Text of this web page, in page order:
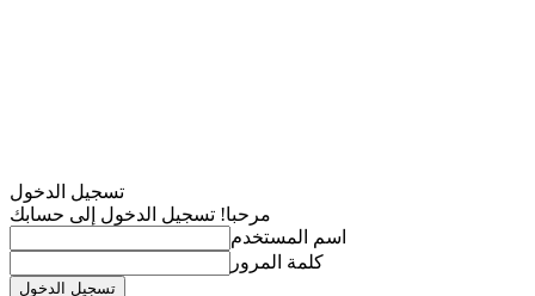
تسجيل الدخول
مرحبا! تسجيل الدخول إلى حسابك
اسم المستخدم
كلمة المرور